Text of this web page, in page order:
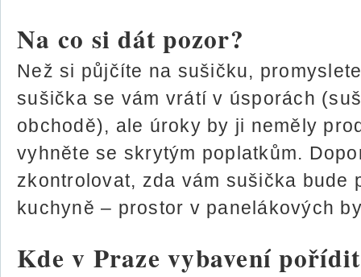
Na co si dát pozor?
Než si půjčíte na sušičku,
sušička se vám vrátí v úsporách
obchodě), ale úroky by ji neměly
vyhněte se skrytým poplatkům.
zkontrolovat, zda vám sušička bude
kuchyně – prostor v panelákových
Kde v Praze vybavení